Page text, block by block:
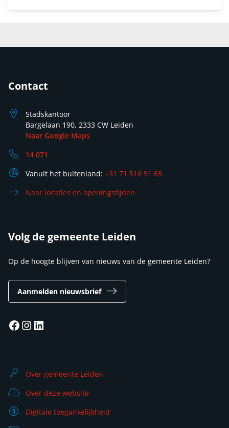
Contact
Stadskantoor
Bargelaan 190, 2333 CW Leiden
Naar Google Maps
14 071
Vanuit het buitenland: +31 71 516 51 65
Naar locaties en openingstijden
Volg de gemeente Leiden
Op de hoogte blijven van nieuws van de gemeente Leiden?
Aanmelden nieuwsbrief
Facebook
Instagram
LinkedIn
Over gemeente Leiden
Over deze website
Digitale toegankelijkheid